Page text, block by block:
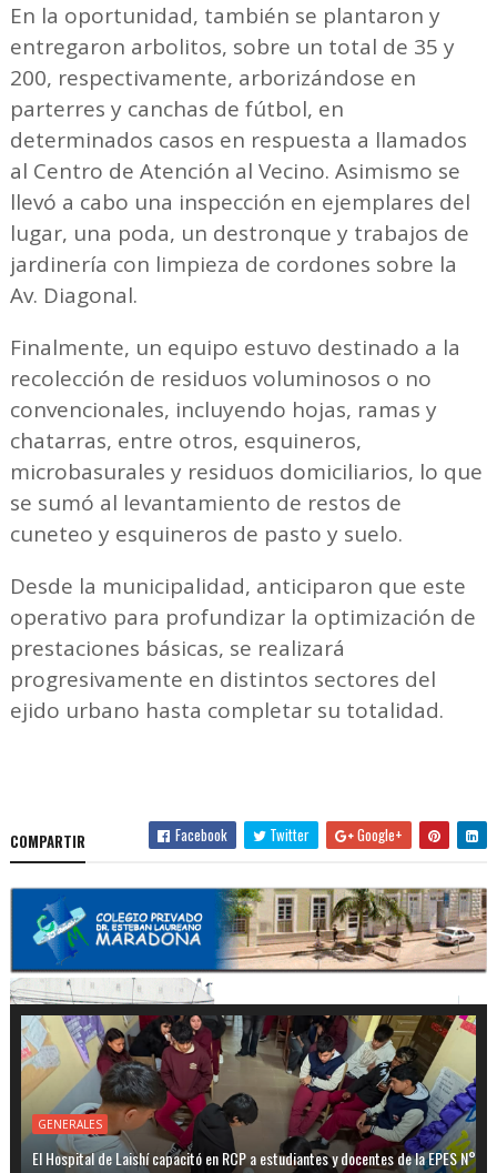
En la oportunidad, también se plantaron y
entregaron arbolitos, sobre un total de 35 y
200, respectivamente, arborizándose en
parterres y canchas de fútbol, en
determinados casos en respuesta a llamados
al Centro de Atención al Vecino. Asimismo se
llevó a cabo una inspección en ejemplares del
lugar, una poda, un destronque y trabajos de
jardinería con limpieza de cordones sobre la
Av. Diagonal.
Finalmente, un equipo estuvo destinado a la
recolección de residuos voluminosos o no
convencionales, incluyendo hojas, ramas y
chatarras, entre otros, esquineros,
microbasurales y residuos domiciliarios, lo que
se sumó al levantamiento de restos de
cuneteo y esquineros de pasto y suelo.
Desde la municipalidad, anticiparon que este
operativo para profundizar la optimización de
prestaciones básicas, se realizará
progresivamente en distintos sectores del
ejido urbano hasta completar su totalidad.
COMPARTIR Facebook Twitter Google+
GENERALES
El Hospital de Laishí capacitó en RCP a estudiantes y docentes de la EPES N°